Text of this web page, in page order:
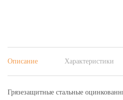
Описание Характеристики
Грязезащитные стальные